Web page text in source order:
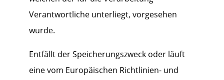
Verantwortliche unterliegt, vorgesehen
wurde.
Entfällt der Speicherungszweck oder läuft
eine vom Europäischen Richtlinien- und